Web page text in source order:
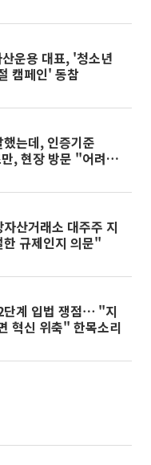
운용 대표, '청소년
캠페인' 동참
는데, 인증기준
, 현장 방문 "어려움
산거래소 대주주 지
규제인지 의문"
단계 입법 쟁점⋯ "지
혁신 위축" 한목소리